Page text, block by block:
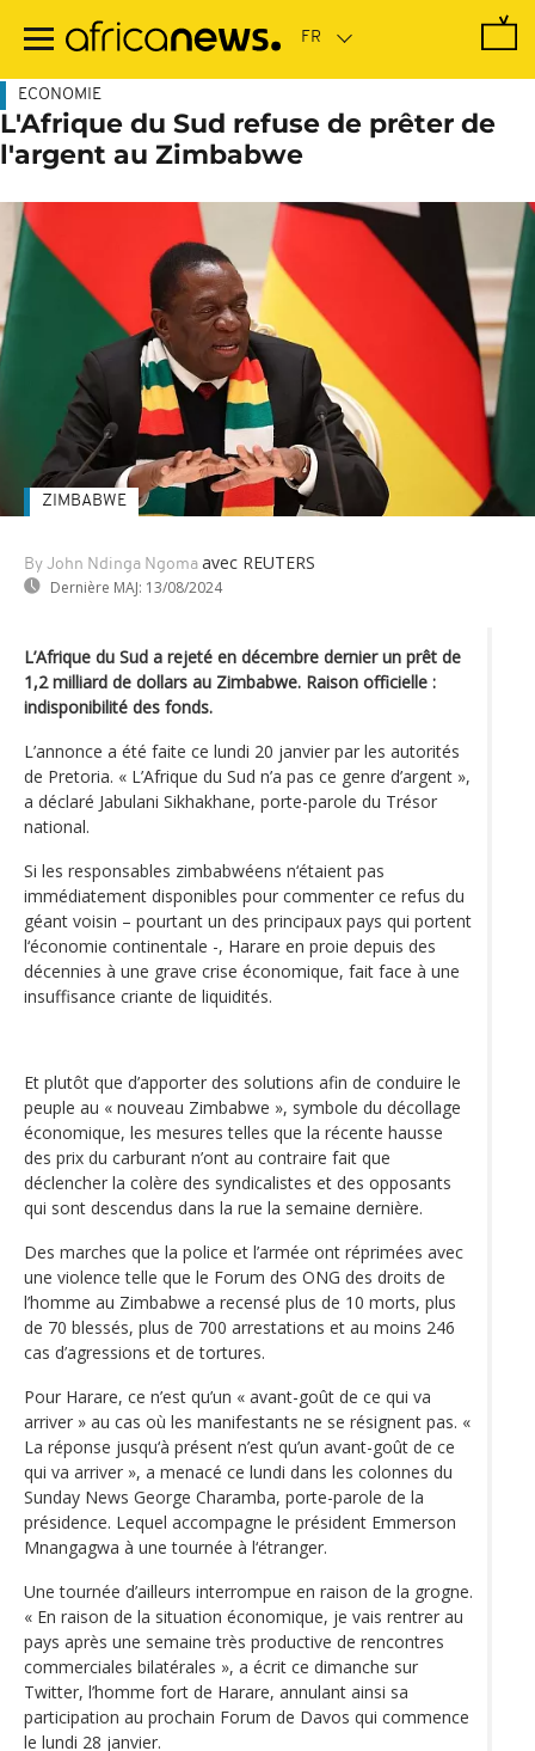
contenu
ECONOMIE
L'Afrique du Sud refuse de prêter de
l'argent au Zimbabwe
By John Ndinga Ngoma avec REUTERS
Dernière MAJ: 13/08/2024
ZIMBABWE
L’Afrique du Sud a rejeté en décembre dernier un prêt de
1,2 milliard de dollars au Zimbabwe. Raison officielle :
indisponibilité des fonds.
L’annonce a été faite ce lundi 20 janvier par les autorités
de Pretoria. « L’Afrique du Sud n’a pas ce genre d’argent »,
a déclaré Jabulani Sikhakhane, porte-parole du Trésor
national.
Si les responsables zimbabwéens n‘étaient pas
immédiatement disponibles pour commenter ce refus du
géant voisin – pourtant un des principaux pays qui portent
l‘économie continentale -, Harare en proie depuis des
décennies à une grave crise économique, fait face à une
insuffisance criante de liquidités.
Et plutôt que d’apporter des solutions afin de conduire le
peuple au « nouveau Zimbabwe », symbole du décollage
économique, les mesures telles que la récente hausse
des prix du carburant n’ont au contraire fait que
déclencher la colère des syndicalistes et des opposants
qui sont descendus dans la rue la semaine dernière.
Des marches que la police et l’armée ont réprimées avec
une violence telle que le Forum des ONG des droits de
l’homme au Zimbabwe a recensé plus de 10 morts, plus
de 70 blessés, plus de 700 arrestations et au moins 246
cas d’agressions et de tortures.
Pour Harare, ce n’est qu’un « avant-goût de ce qui va
arriver » au cas où les manifestants ne se résignent pas. «
La réponse jusqu‘à présent n’est qu’un avant-goût de ce
qui va arriver », a menacé ce lundi dans les colonnes du
Sunday News George Charamba, porte-parole de la
présidence. Lequel accompagne le président Emmerson
Mnangagwa à une tournée à l‘étranger.
Une tournée d’ailleurs interrompue en raison de la grogne.
« En raison de la situation économique, je vais rentrer au
pays après une semaine très productive de rencontres
commerciales bilatérales », a écrit ce dimanche sur
Twitter, l’homme fort de Harare, annulant ainsi sa
participation au prochain Forum de Davos qui commence
le lundi 28 janvier.